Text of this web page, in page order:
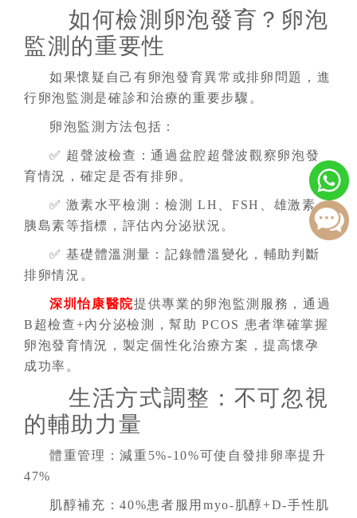
如何檢測卵泡發育？卵泡
監測的重要性
如果懷疑自己有卵泡發育異常或排卵問題，進
行卵泡監測是確診和治療的重要步驟。
卵泡監測方法包括：
✅ 超聲波檢查：通過盆腔超聲波觀察卵泡發
育情況，確定是否有排卵。
✅ 激素水平檢測：檢測 LH、FSH、雄激素、
胰島素等指標，評估內分泌狀況。
✅ 基礎體溫測量：記錄體溫變化，輔助判斷
排卵情況。
深圳怡康醫院提供專業的卵泡監測服務，通過
B超檢查+內分泌檢測，幫助 PCOS 患者準確掌握
卵泡發育情況，製定個性化治療方案，提高懷孕
成功率。
生活方式調整：不可忽視
的輔助力量
體重管理：減重5%-10%可使自發排卵率提升
47%
肌醇補充：40%患者服用myo-肌醇+D-手性肌